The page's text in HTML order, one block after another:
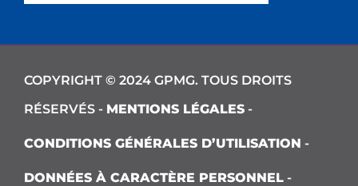
COPYRIGHT © 2024 GPMG. TOUS DROITS
RÉSERVÉS - MENTIONS LÉGALES -
CONDITIONS GÉNÉRALES D’UTILISATION -
DONNÉES À CARACTÈRE PERSONNEL -